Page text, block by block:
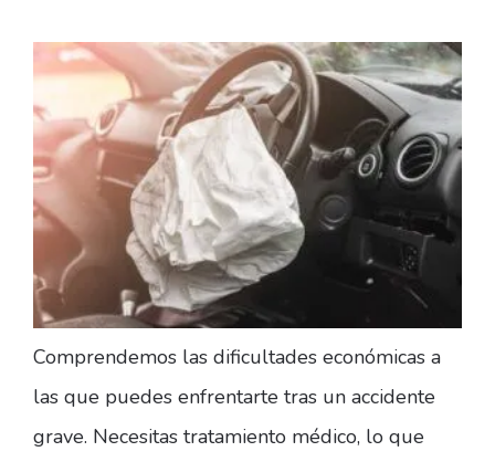
Comprendemos las dificultades económicas a
las que puedes enfrentarte tras un accidente
grave. Necesitas tratamiento médico, lo que